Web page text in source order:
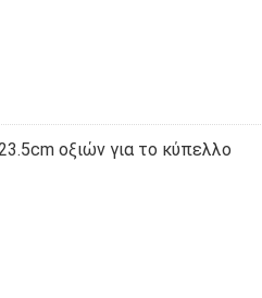
οξιών για το κύπελλο